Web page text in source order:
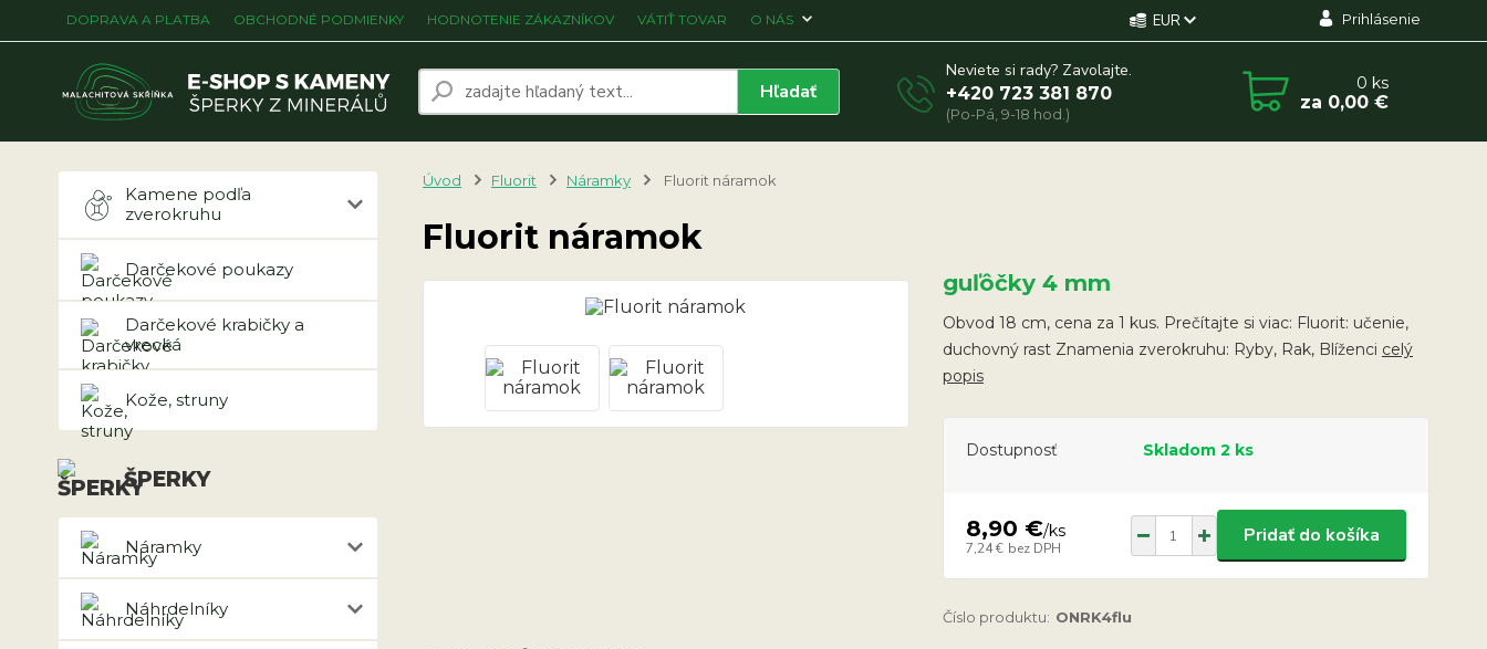
DOPRAVA A PLATBA OBCHODNÉ PODMIENKY HODNOTENIE ZÁKAZNÍKOV VÁTIŤ TOVAR O NÁS EUR Prihlásenie
Hľadať
Neviete si rady? Zavolajte.
+420 723 381 870
(Po-Pá, 9-18 hod.)
0 ks
za 0,00 €
Kamene podľa
zverokruhu
Darčekové poukazy
Darčekové krabičky a
vrecká
Kože, struny
ŠPERKY
Náramky
Náhrdelníky
Úvod Fluorit Náramky Fluorit náramok
Fluorit náramok
guľôčky 4 mm
Obvod 18 cm, cena za 1 kus. Prečítajte si viac: Fluorit: učenie,
duchovný rast Znamenia zverokruhu: Ryby, Rak, Blíženci celý
popis
Dostupnosť Skladom 2 ks
8,90 €/ks
7,24 € bez DPH
Pridať do košíka
Číslo produktu: ONRK4flu